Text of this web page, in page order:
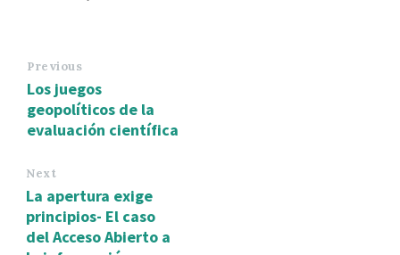
Previous
Los juegos
geopolíticos de la
evaluación científica
Next
La apertura exige
principios- El caso
del Acceso Abierto a